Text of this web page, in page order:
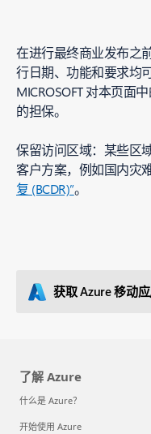
在进行最终商业发布之
行日期、功能和要求均
MICROSOFT 对本页面
的担保。
保留访问区域：某些区
客户方案，例如国内灾
复 (BCDR)”。
获取 Azure 移动
了解 Azure
什么是 Azure？
开始使用 Azure